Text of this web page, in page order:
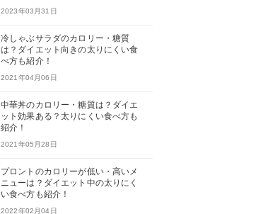
2023年03月31日
冷しゃぶサラダのカロリー・糖質
は？ダイエット向きの太りにくい食
べ方も紹介！
2021年04月06日
中華丼のカロリー・糖質は？ダイエ
ット効果ある？太りにくい食べ方も
紹介！
2021年05月28日
プロントのカロリーが低い・高いメ
ニューは？ダイエット中の太りにく
い食べ方も紹介！
2022年02月04日